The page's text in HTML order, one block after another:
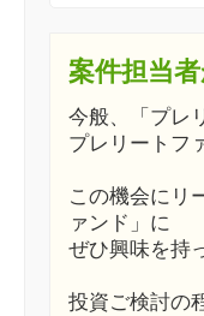
案件担当
今般、「プレ
プレリートフ
この機会にリ
ァンド」に
ぜひ興味を持
投資ご検討の